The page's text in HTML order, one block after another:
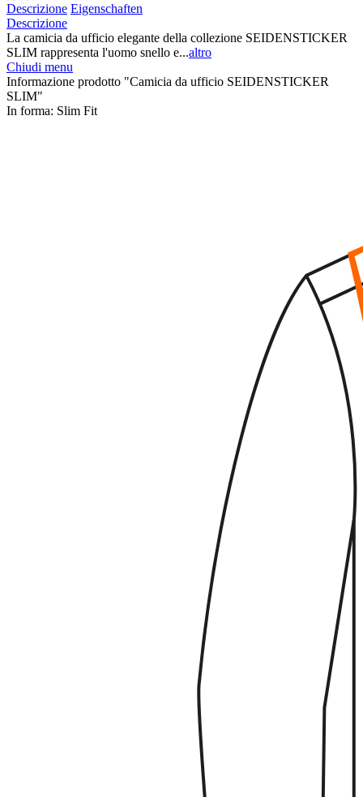
Descrizione Eigenschaften
Descrizione
La camicia da ufficio elegante della collezione SEIDENSTICKER
SLIM rappresenta l'uomo snello e...altro
Chiudi menu
Informazione prodotto "Camicia da ufficio SEIDENSTICKER
SLIM"
In forma: Slim Fit